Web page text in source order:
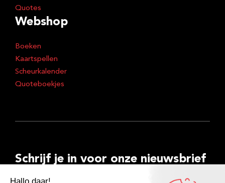
Quotes
Webshop
Boeken
Kaartspellen
Scheurkalender
Quoteboekjes
Schrijf je in voor onze nieuwsbrief